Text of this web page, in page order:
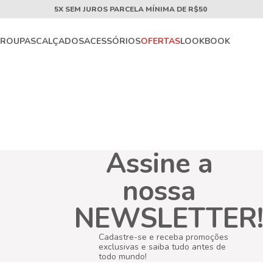
5X SEM JUROS PARCELA MÍNIMA DE R$50
ROUPASCALÇADOSACESSÓRIOSOFERTASLOOKBOOK
Assine a
nossa
NEWSLETTER!
Cadastre-se e receba promoções
exclusivas e saiba tudo antes de
todo mundo!